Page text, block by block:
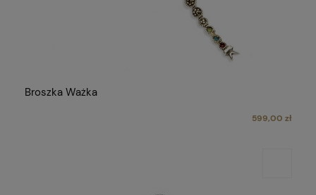
Broszka Ważka
599,00 zł